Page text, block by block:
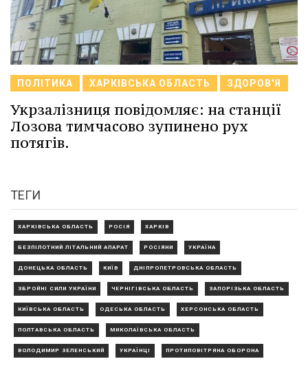
ПОЛІТИКА ХАРКІВСЬКА ОБЛАСТЬ ЗДОРОВ'Я
Укрзалізниця повідомляє: на станції
Лозова тимчасово зупинено рух
потягів.
ТЕГИ
ХАРКІВСЬКА ОБЛАСТЬ РОСІЯ ХАРКІВ
БЕЗПІЛОТНИЙ ЛІТАЛЬНИЙ АПАРАТ РОСІЯНИ УКРАЇНА
ДОНЕЦЬКА ОБЛАСТЬ КИЇВ ДНІПРОПЕТРОВСЬКА ОБЛАСТЬ
ЗБРОЙНІ СИЛИ УКРАЇНИ ЧЕРНІГІВСЬКА ОБЛАСТЬ ЗАПОРІЗЬКА ОБЛАСТЬ
КИЇВСЬКА ОБЛАСТЬ ОДЕСЬКА ОБЛАСТЬ ХЕРСОНСЬКА ОБЛАСТЬ
ПОЛТАВСЬКА ОБЛАСТЬ МИКОЛАЇВСЬКА ОБЛАСТЬ
ВОЛОДИМИР ЗЕЛЕНСЬКИЙ УКРАЇНЦІ ПРОТИПОВІТРЯНА ОБОРОНА